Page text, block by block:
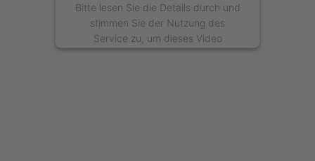
Bitte lesen Sie die Details durch und
stimmen Sie der Nutzung des
Service zu, um dieses Video
anzusehen.